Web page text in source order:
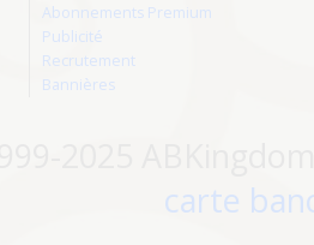
Abonnements Premium
Publicité
Recrutement
Bannières
carte